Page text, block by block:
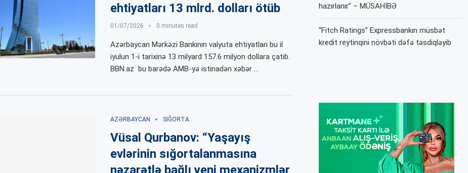
ehtiyatları 13 mlrd. dolları ötüb
01/07/2026 0 minutes read
Azərbaycan Mərkəzi Bankının valyuta ehtiyatları bu il
iyulun 1-i tarixinə 13 milyard 157.6 milyon dollara çatıb.
BBN.az bu barədə AMB-yə istinadən xəbər …
AZƏRBAYCAN SIĞORTA
Vüsal Qurbanov: “Yaşayış
evlərinin sığortalanmasına
nəzarətlə bağlı yeni mexanizmlər
hazırlanır” – MÜSAHİBƏ
“Fitch Ratings” Expressbankın müsbət
kredit reytinqini növbəti dəfə təsdiqləyib